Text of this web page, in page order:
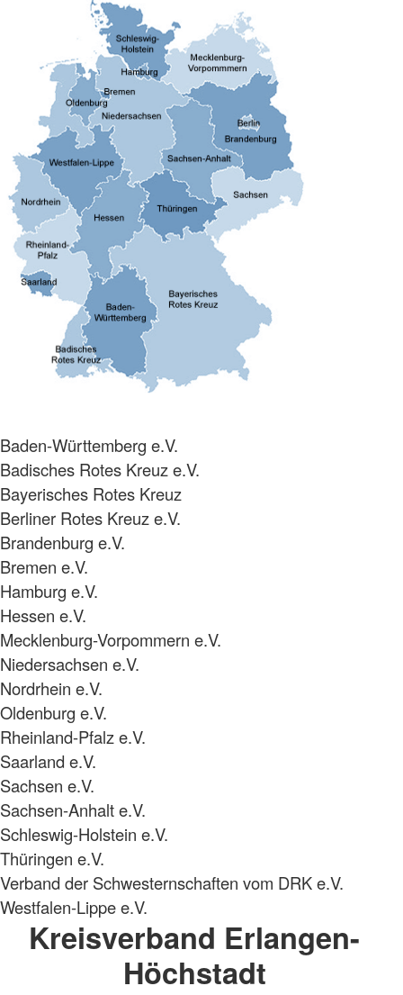
Baden-Württemberg e.V.
Badisches Rotes Kreuz e.V.
Bayerisches Rotes Kreuz
Berliner Rotes Kreuz e.V.
Brandenburg e.V.
Bremen e.V.
Hamburg e.V.
Hessen e.V.
Mecklenburg-Vorpommern e.V.
Niedersachsen e.V.
Nordrhein e.V.
Oldenburg e.V.
Rheinland-Pfalz e.V.
Saarland e.V.
Sachsen e.V.
Sachsen-Anhalt e.V.
Schleswig-Holstein e.V.
Thüringen e.V.
Verband der Schwesternschaften vom DRK e.V.
Westfalen-Lippe e.V.
Kreisverband Erlangen-
Höchstadt